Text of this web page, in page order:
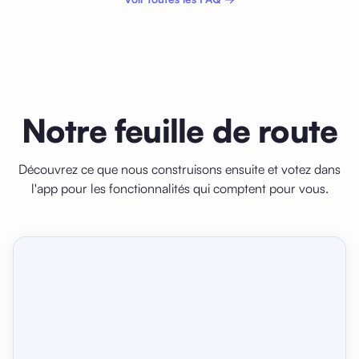
Notre feuille de route
Découvrez ce que nous construisons ensuite et votez dans
l'app pour les fonctionnalités qui comptent pour vous.